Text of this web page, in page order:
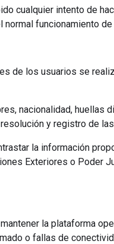
cualquier intento de
funcionamiento de
de los usuarios se
nacionalidad, huellas
y registro de
la información
Exteriores o Poder
la plataforma
o fallas de